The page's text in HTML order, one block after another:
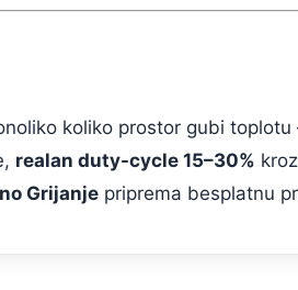
koliko prostor gubi
realan duty-cycle 15–30%
Grijanje priprema besplatnu